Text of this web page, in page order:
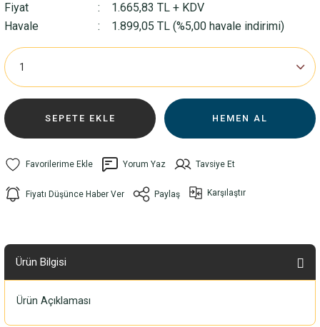
Fiyat
1.665,83 TL + KDV
Havale
1.899,05 TL (%5,00 havale indirimi)
SEPETE EKLE HEMEN AL
Yorum Yaz Tavsiye Et
Fiyatı Düşünce Haber Ver Paylaş Karşılaştır
Ürün Bilgisi
Ürün Açıklaması